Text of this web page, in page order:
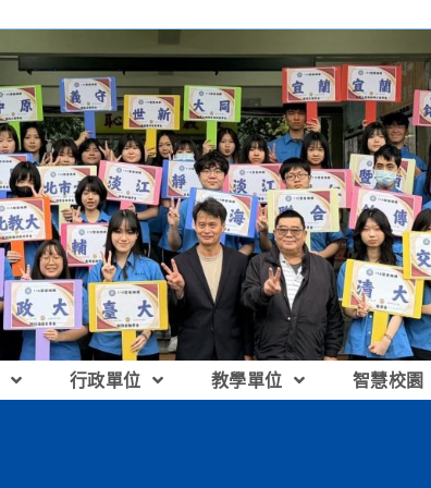
行政單位 教學單位 智慧校園